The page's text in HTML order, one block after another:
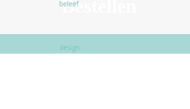
Bestellen